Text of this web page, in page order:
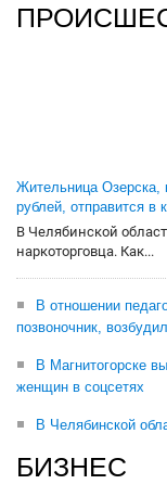
Жительница Озерска,
рублей, отправится в
В Челябинской
наркоторговца. Как...
В отношении
позвоночник,
В Магнитогорске
женщин в соцсетях
В Челябинской
БИЗНЕС